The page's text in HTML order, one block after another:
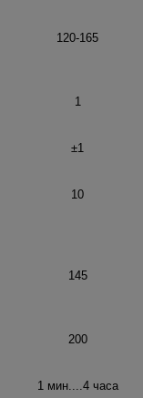
120-165
1
±1
10
145
200
1 мин....4 часа